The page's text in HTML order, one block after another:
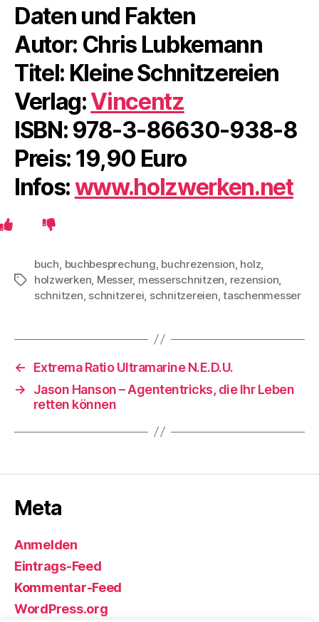
Daten und Fakten
Autor: Chris Lubkemann
Titel: Kleine Schnitzereien
Verlag:Vincentz
ISBN: 978-3-86630-938-8
Preis: 19,90 Euro
Infos:www.holzwerken.net
Schlagwörter
buch buchbesprechung buchrezension holz
holzwerken Messer, messerschnitzen rezension
schnitzen schnitzerei schnitzereien ,taschenmesser
←
Extrema Ratio Ultramarine N.E.D.U.
→
Jason Hanson – Agententricks, die Ihr Leben
retten können
Meta
Anmelden
Eintrags-Feed
Kommentar-Feed
WordPress.org